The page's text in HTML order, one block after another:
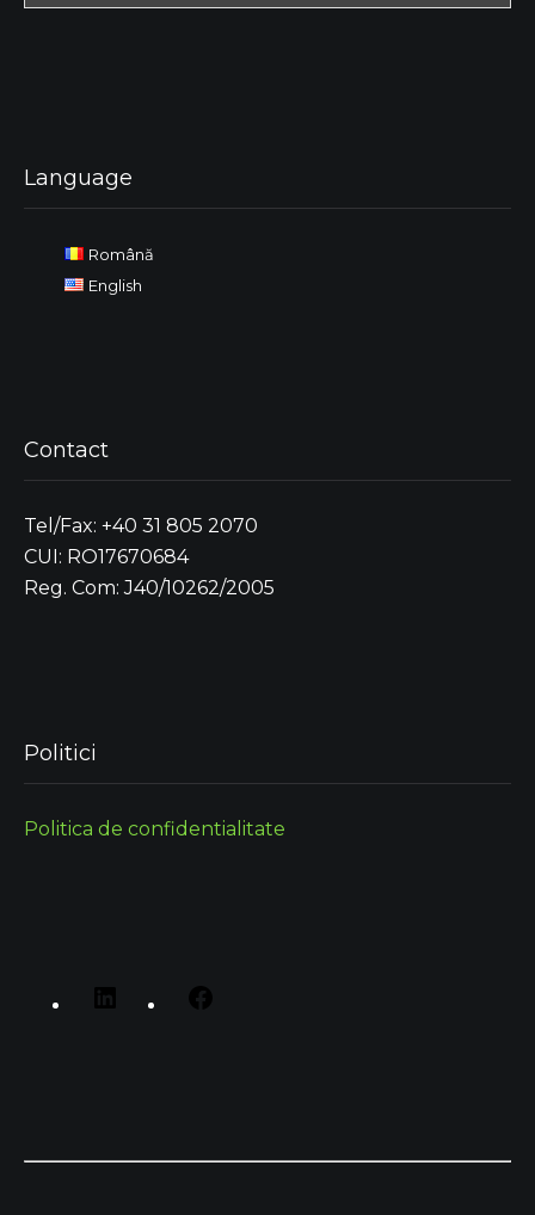
Language
Română
English
Contact
Tel/Fax: +40 31 805 2070
CUI: RO17670684
Reg. Com: J40/10262/2005
Politici
Politica de confidentialitate